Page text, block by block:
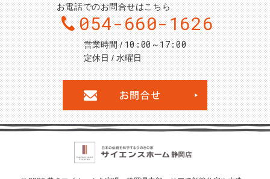
お電話でのお問合せはこちら
054-660-1626
営業時間 10:00～17:00
定休日 水曜日
お問合せ・ご